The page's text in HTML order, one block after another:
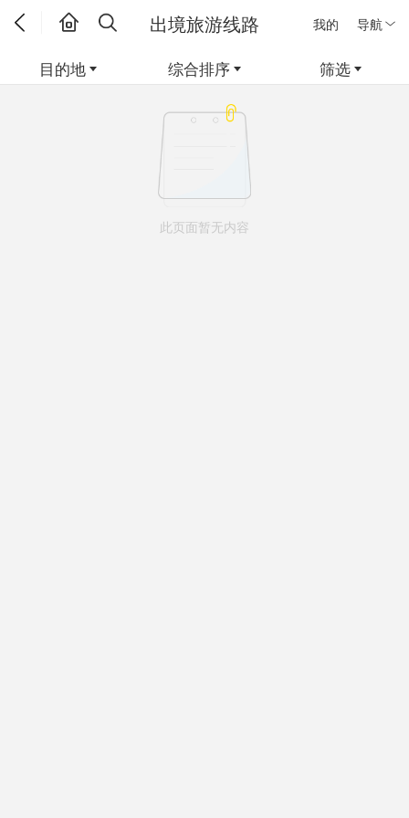
我的 导航
出境旅游线路
目的地 综合排序 筛选
此页面暂无内容